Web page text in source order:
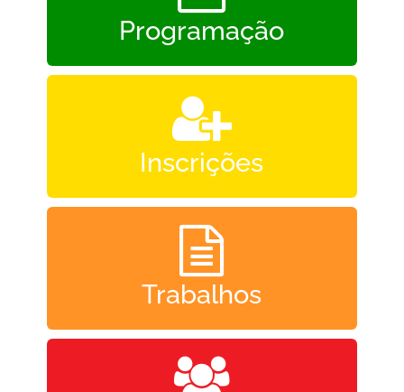
Programação
Inscrições
Trabalhos